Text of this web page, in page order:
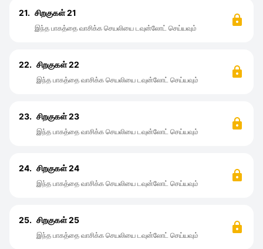
21. சிறகுகள் 21
இந்த பாகத்தை வாசிக்க செயலியை டவுன்லோட் செய்யவும்
22. சிறகுகள் 22
இந்த பாகத்தை வாசிக்க செயலியை டவுன்லோட் செய்யவும்
23. சிறகுகள் 23
இந்த பாகத்தை வாசிக்க செயலியை டவுன்லோட் செய்யவும்
24. சிறகுகள் 24
இந்த பாகத்தை வாசிக்க செயலியை டவுன்லோட் செய்யவும்
25. சிறகுகள் 25
இந்த பாகத்தை வாசிக்க செயலியை டவுன்லோட் செய்யவும்